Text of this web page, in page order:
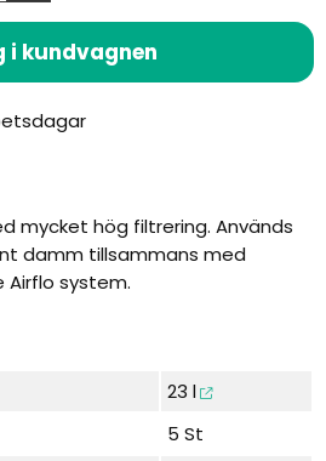
i kundvagnen
mycket hög filtrering. Används
damm tillsammans med
system.
23 l
5 St